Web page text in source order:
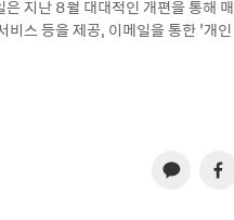
은 지난 8월 대대적인 개편을 통해
비스 등을 제공, 이메일을 통한 ‘개